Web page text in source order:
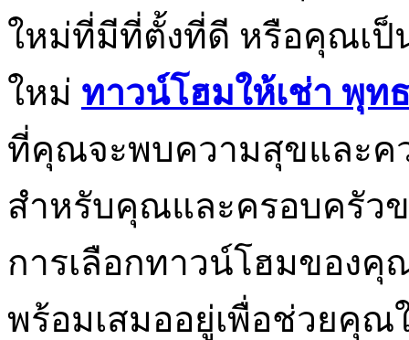
ใหม่ที่มีที่ตั้งที่ดี หรือคุณเป็
ใหม่ ทาวน์โฮมให้เช่า พุท
ที่คุณจะพบความสุขและค
สำหรับคุณและครอบครัว
การเลือกทาวน์โฮมของ
พร้อมเสมออยู่เพื่อช่วยคุ